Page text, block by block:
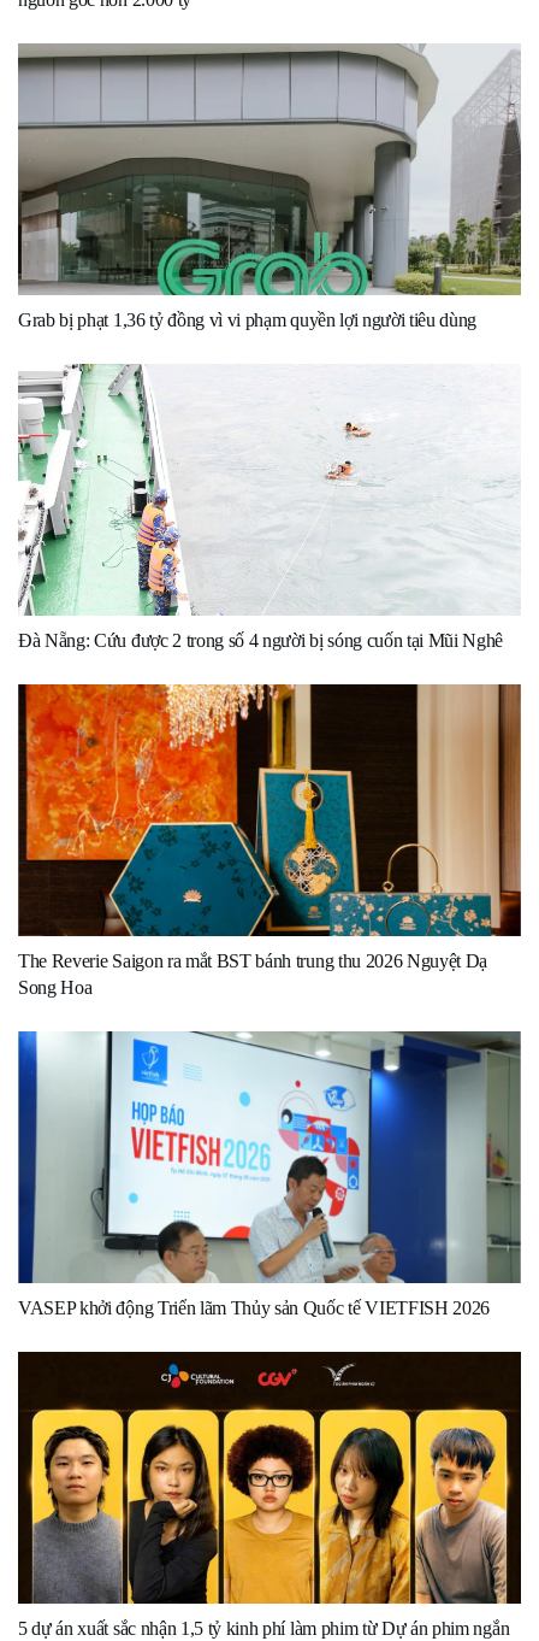
Grab bị phạt 1,36 tỷ đồng vì vi phạm quyền lợi người tiêu dùng
Đà Nẵng: Cứu được 2 trong số 4 người bị sóng cuốn tại Mũi Nghê
The Reverie Saigon ra mắt BST bánh trung thu 2026 Nguyệt Dạ
Song Hoa
VASEP khởi động Triển lãm Thủy sản Quốc tế VIETFISH 2026
5 dự án xuất sắc nhận 1,5 tỷ kinh phí làm phim từ Dự án phim ngắn